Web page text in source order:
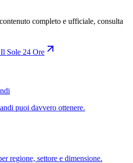
completo e ufficiale, consulta
Il Sole 24 Ore
puoi davvero ottenere.
regione, settore e dimensione.